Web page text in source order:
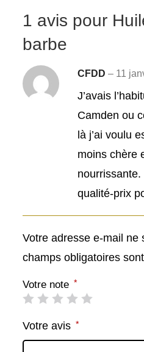
1 avis pour
barbe
CFDD– 11
J’avais
Camden ou
là j’ai voulu
moins chère
nourrissante.
qualité-prix
Votre adresse e-mail ne
champs obligatoires
Votre note *
Votre avis *